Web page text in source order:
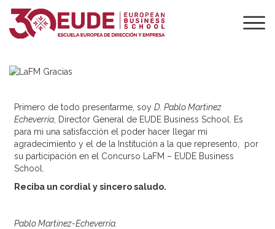
MUCHAS GRACIAS
POR PARTICIPAR
Primero de todo presentarme, soy D. Pablo Martinez
Echeverría , Director General de EUDE Business School. Es
para mi una satisfacción el poder hacer llegar mi
agradecimiento y el de la Institución a la que represento, por
su participación en el Concurso LaFM – EUDE Business
School.
Reciba un cordial y sincero saludo.
Pablo Martínez-Echeverría.